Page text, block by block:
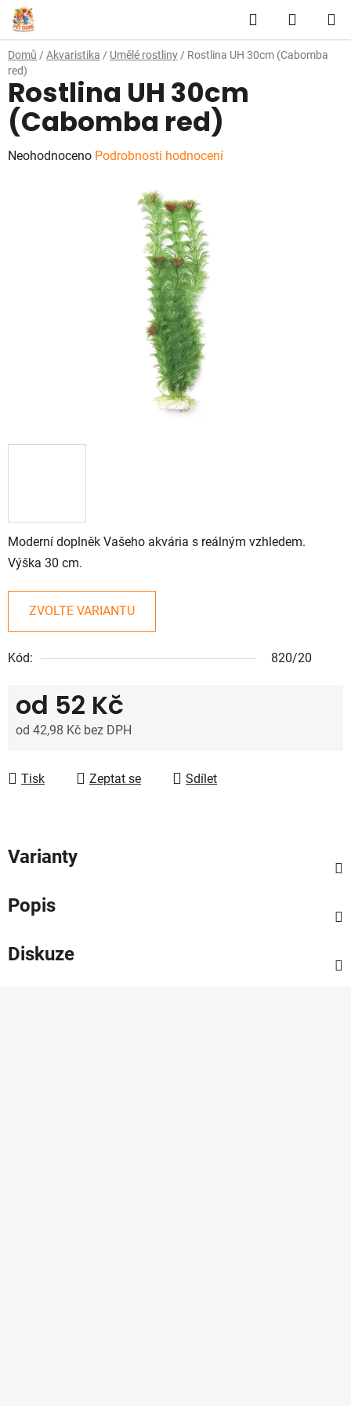
Přejít
na
obsah
Hledat
KOŠÍK
Domů / Akvaristika / Umělé rostliny / Rostlina UH 30cm (Cabomba
red)
Moderní doplněk Vašeho akvária s reálným vzhledem.
Výška 30 cm.
ZVOLTE VARIANTU
Kód: 820/20
od 52 Kč
od 42,98 Kč bez DPH
Tisk
Zeptat se Sdílet
Rostlina UH 30cm
(Cabomba red)
Průměrné
Neohodnoceno Podrobnosti hodnocení
Varianty
Popis
Diskuze